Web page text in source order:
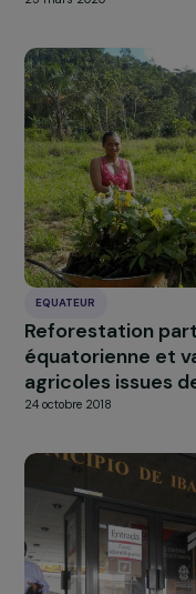
EQUATEUR
durable en
25 mars 2020
EQUATEUR
Reforestation
équatorienne et
agricoles